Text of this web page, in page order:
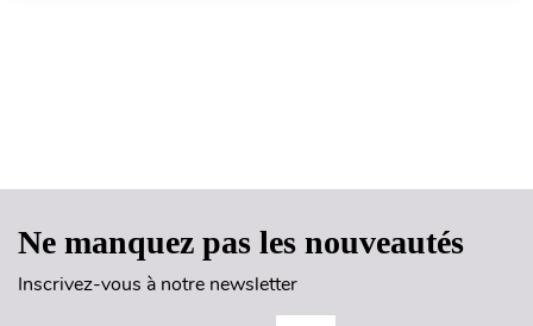
Ne manquez pas les nouveautés
Inscrivez-vous à notre newsletter